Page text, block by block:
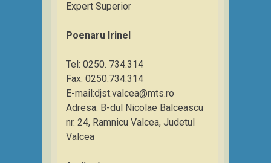
Expert Superior
Poenaru Irinel
Tel: 0250. 734.314
Fax: 0250.734.314
E-mail:djst.valcea@mts.ro
Adresa: B-dul Nicolae Balceascu
nr. 24, Ramnicu Valcea, Judetul
Valcea